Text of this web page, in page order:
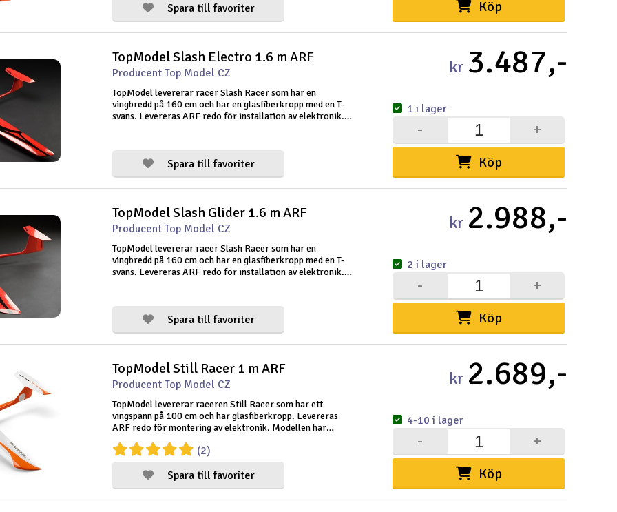
Spara till favoriter Köp
TopModel Slash Electro 1.6 m ARF
Producent Top Model CZ
TopModel levererar racer Slash Racer som har en
vingbredd på 160 cm och har en glasfiberkropp med en T-
svans. Levereras ARF redo för installation av elektronik.
Spara till favoriter
kr 3.487,-
Köp
+
-
1 i lager
TopModel Slash Glider 1.6 m ARF
Producent Top Model CZ
TopModel levererar racer Slash Racer som har en
vingbredd på 160 cm och har en glasfiberkropp med en T-
svans. Levereras ARF redo för installation av elektronik.
Spara till favoriter
kr 2.988,-
Köp
+
-
2 i lager
TopModel Still Racer 1 m ARF
Producent Top Model CZ
TopModel levererar raceren Still Racer som har ett
vingspänn på 100 cm och har glasfiberkropp. Levereras
ARF redo för montering av elektronik. Modellen har
balansroder och höjderoder och är ritad i
originalöverdrag.
Spara till favoriter
(2)
kr 2.689,-
Köp
+
-
4-10 i lager